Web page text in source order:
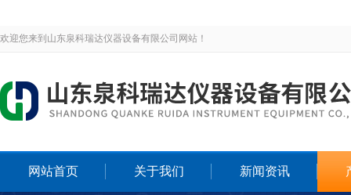
欢迎您来到山东泉科瑞达仪器设备有限公司网站！
网站首页 关于我们 新闻资讯